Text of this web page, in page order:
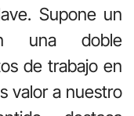
Supone un
una doble
de trabajo en
valor a nuestro